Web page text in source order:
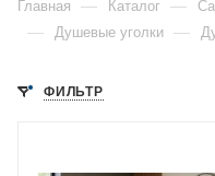
Главная — Каталог —
— Душевые уголки —
ФИЛЬТР